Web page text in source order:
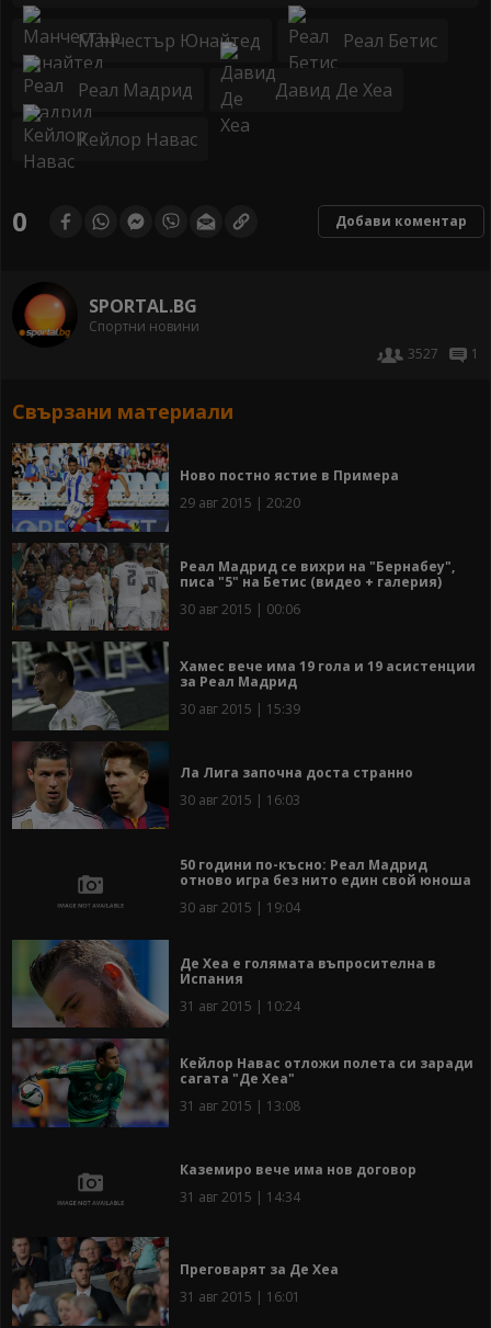
Манчестър Юнайтед Реал Бетис
Реал Мадрид Давид Де Хеа
Кейлор Навас
0 Добави коментар
SPORTAL.BG
Спортни новини
3527
1
Свързани материали
Ново постно ястие в Примера
29 авг 2015 | 20:20
Реал Мадрид се вихри на "Бернабеу",
писа "5" на Бетис (видео + галерия)
30 авг 2015 | 00:06
Хамес вече има 19 гола и 19 асистенции
за Реал Мадрид
30 авг 2015 | 15:39
Ла Лига започна доста странно
30 авг 2015 | 16:03
50 години по-късно: Реал Мадрид
отново игра без нито един свой юноша
30 авг 2015 | 19:04
Де Хеа е голямата въпросителна в
Испания
31 авг 2015 | 10:24
Кейлор Навас отложи полета си заради
сагата "Де Хеа"
31 авг 2015 | 13:08
Каземиро вече има нов договор
31 авг 2015 | 14:34
Преговарят за Де Хеа
31 авг 2015 | 16:01